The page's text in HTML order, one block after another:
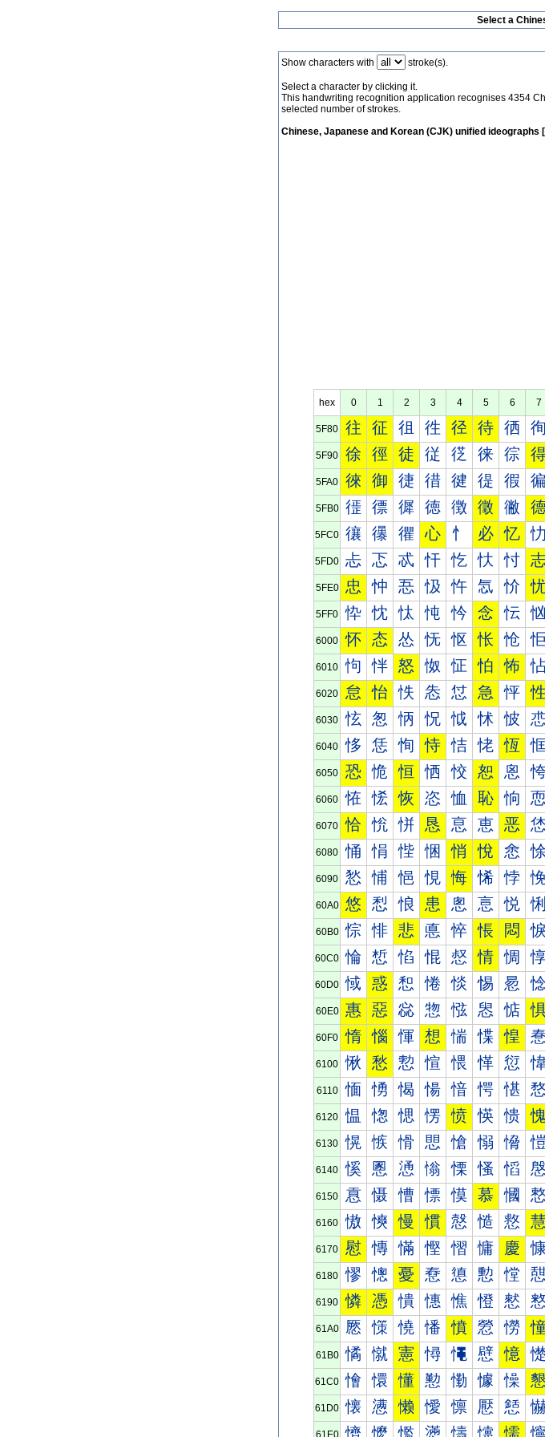
Select a
Show characters with stroke(s).
Select a character by clicking it.
This handwriting recognition application recognises 4354
selected number of strokes.
Chinese, Japanese and Korean (CJK) unified ideographs
hex 0 1 2 3 4 5 6 7
5F80 往 征 徂 徃 径 待 徆 徇
5F90 徐 徑 徒 従 徔 徕 徖
5FA0 徠 御 徢 徣 徤 徥 徦 徧
5FB0 徰 徱 徲 徳 徴 徵 徶
5FC0 忀 忁 忂 心 忄 必 忆 忇
5FD0 忐 忑 忒 忓 忔 忕 忖
5FE0 忠 忡 忢 忣 忤 忥 忦
5FF0 忰 忱 忲 忳 忴 念 忶 忷
6000 怀 态 怂 怃 怄 怅 怆 怇
6010 怐 怑 怒 怓 怔 怕 怖 怗
6020 怠 怡 怢 怣 怤 急 怦 性
6030 怰 怱 怲 怳 怴 怵 怶 怷
6040 恀 恁 恂 恃 恄 恅 恆 恇
6050 恐 恑 恒 恓 恔 恕 恖 恗
6060 恠 恡 恢 恣 恤 恥 恦 恧
6070 恰 恱 恲 恳 恴 恵 恶 恷
6080 悀 悁 悂 悃 悄 悅 悆 悇
6090 悐 悑 悒 悓 悔 悕 悖
60A0 悠 悡 悢 患 悤 悥 悦 悧
60B0 悰 悱 悲 悳 悴 悵 悶 悷
60C0 惀 惁 惂 惃 惄 情 惆
60D0 惐 惑 惒 惓 惔 惕 惖 惗
60E0 惠 惡 惢 惣 惤 惥 惦
60F0 惰 惱 惲 想 惴 惵 惶 惷
6100 愀 愁 愂 愃 愄 愅 愆
6110 愐 愑 愒 愓 愔 愕 愖 愗
6120 愠 愡 愢 愣 愤 愥 愦
6130 愰 愱 愲 愳 愴 愵 愶
6140 慀 慁 慂 慃 慄 慅 慆 慇
6150 慐 慑 慒 慓 慔 慕 慖 慗
6160 慠 慡 慢 慣 慤 慥 慦 慧
6170 慰 慱 慲 慳 慴 慵 慶 慷
6180 憀 憁 憂 憃 憄 憅 憆 憇
6190 憐 憑 憒 憓 憔 憕 憖 憗
61A0 憠 憡 憢 憣 憤 憥 憦
61B0 憰 憱 憲 憳 憴 憵 憶 憷
61C0 懀 懁 懂 懃 懄 懅 懆 懇
61D0 懐 懑 懒 懓 懔 懕 懖
61E0 懠 懡 懢 懣 懤 懥 懦 懧